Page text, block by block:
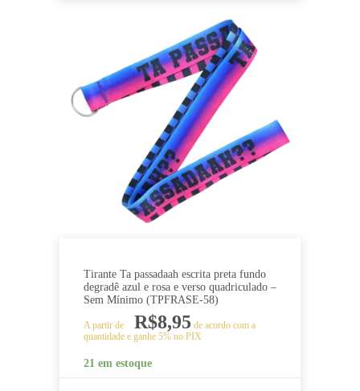
Tirante Ta passadaah escrita preta fundo
degradê azul e rosa e verso quadriculado –
Sem Mínimo (TPFRASE-58)
A partir de R$8,95 de acordo com a
quantidade e ganhe 5% no PIX
21 em estoque